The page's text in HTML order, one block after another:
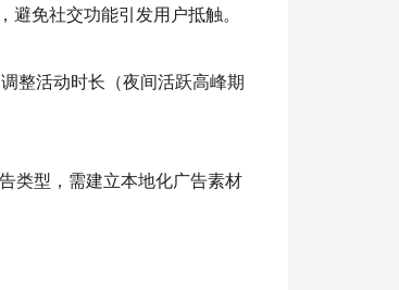
避免社交功能引发用户抵触。
整活动时长（夜间活跃高峰期
类型，需建立本地化广告素材